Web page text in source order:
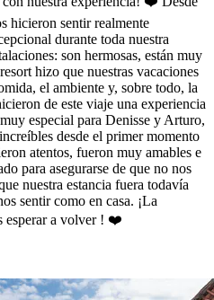
hicieron sentir realmente
durante toda nuestra
son hermosas, están muy
hizo que nuestras vacaciones
el ambiente y, sobre todo, la
de este viaje una experiencia
especial para Denisse y Arturo,
desde el primer momento
atentos, fueron muy amables e
para asegurarse de que no nos
nuestra estancia fuera todavía
sentir como en casa. ¡La
esperar a volver ! ❤️